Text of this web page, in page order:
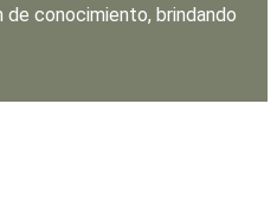
conocimiento, brindando